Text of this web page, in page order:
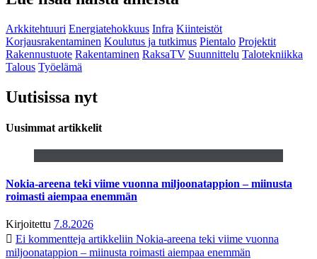
Arkkitehtuuri Energiatehokkuus Infra Kiinteistöt
Korjausrakentaminen Koulutus ja tutkimus Pientalo Projektit
Rakennustuote Rakentaminen RaksaTV Suunnittelu Talotekniikka
Talous Työelämä
Uutisissa nyt
Uusimmat artikkelit
Nokia-areena teki viime vuonna miljoonatappion – miinusta
roimasti aiempaa enemmän
Kirjoitettu 7.8.2026
Ei kommentteja artikkeliin Nokia-areena teki viime vuonna
miljoonatappion – miinusta roimasti aiempaa enemmän